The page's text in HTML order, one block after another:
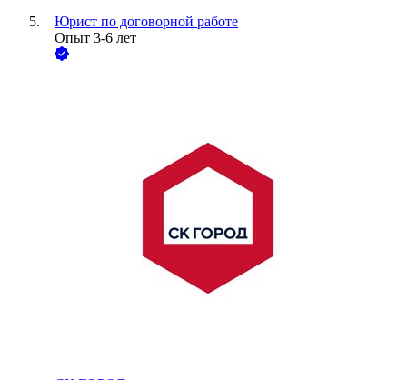
Юрист по договорной работе
Опыт 3-6 лет